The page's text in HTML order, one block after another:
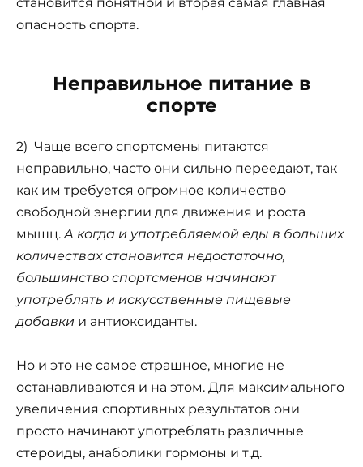
опасность спорта.
Неправильное питание в
спорте
2) Чаще всего спортсмены питаются
неправильно, часто они сильно переедают, так
как им требуется огромное количество
свободной энергии для движения и роста
мышц.А когда и употребляемой еды в больших
количествах становится недостаточно,
большинство спортсменов начинают
употреблять и искусственные пищевые
добавки и антиоксиданты.
Но и это не самое страшное, многие не
останавливаются и на этом. Для максимального
увеличения спортивных результатов они
просто начинают употреблять различные
стероиды, анаболики гормоны и т.д.